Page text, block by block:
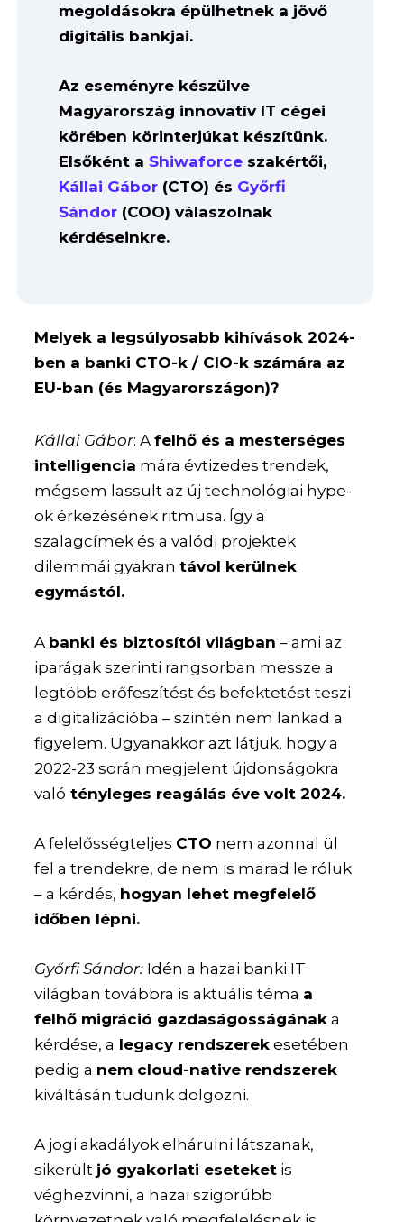
megoldásokra épülhetnek a jövő
digitális bankjai.
Az eseményre készülve
Magyarország innovatív IT cégei
körében körinterjúkat készítünk.
Elsőként a Shiwaforce szakértői,
Kállai Gábor (CTO) és Győrfi
Sándor (COO) válaszolnak
kérdéseinkre.
Melyek a legsúlyosabb kihívások 2024-
ben a banki CTO-k / CIO-k számára az
EU-ban (és Magyarországon)?
Kállai Gábor: Afelhő és a mesterséges
intelligencia mára évtizedes trendek,
mégsem lassult az új technológiai hype-
ok érkezésének ritmusa. Így a
szalagcímek és a valódi projektek
dilemmái gyakrantávol kerülnek
egymástól.
A banki és biztosítói világban – ami az
iparágak szerinti rangsorban messze a
legtöbb erőfeszítést és befektetést teszi
a digitalizációba – szintén nem lankad a
figyelem. Ugyanakkor azt látjuk, hogy a
2022-23 során megjelent újdonságokra
való tényleges reagálás éve volt 2024.
A felelősségteljes CTO nem azonnal ül
fel a trendekre, de nem is marad le róluk
– a kérdés, hogyan lehet megfelelő
időben lépni.
Győrfi Sándor: Idén a hazai banki IT
világban továbbra is aktuális téma a
felhő migráció gazdaságosságának a
kérdése, a legacy rendszerek esetében
pedig a nem cloud-native rendszerek
kiváltásán tudunk dolgozni.
A jogi akadályok elhárulni látszanak,
sikerült jó gyakorlati eseteket is
véghezvinni, a hazai szigorúbb